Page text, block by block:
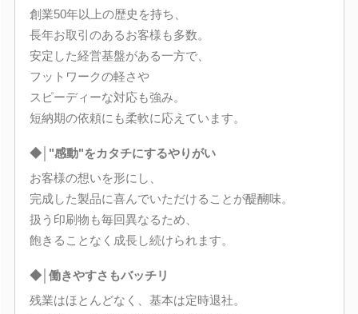
創業50年以上の歴史を持ち、
長年お取引のあるお客様も多数。
安定した経営基盤がある一方で、
フットワークの軽さや
スピーディーな対応も強み。
短納期の依頼にも柔軟に応えています。
◆│"感動"をカタチにするやりがい
お客様の想いを形にし、
完成した製品に喜んでいただけることが醍醐味。
扱う印刷物も毎回異なるため、
飽きることなく成長し続けられます。
◆│働きやすさもバッチリ
残業はほとんどなく、基本は定時退社。